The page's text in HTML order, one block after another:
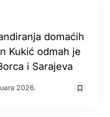
domaćih
Kukić odmah je
i Sarajeva
2026.